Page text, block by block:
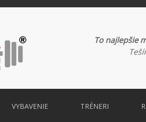
To najlepšie
VYBAVENIE TRÉNERI